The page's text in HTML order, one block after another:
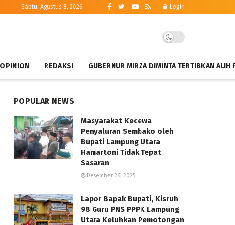
Sabtu, Agustus 8, 2026 Login
OPINION REDAKSI GUBERNUR MIRZA DIMINTA TERTIBKAN ALIH
POPULAR NEWS
Masyarakat Kecewa
Penyaluran Sembako oleh
Bupati Lampung Utara
Hamartoni Tidak Tepat
Sasaran
Desember 26, 2025
Lapor Bapak Bupati, Kisruh
98 Guru PNS PPPK Lampung
Utara Keluhkan Pemotongan